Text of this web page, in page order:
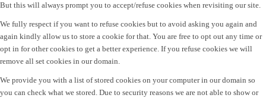
But this will always prompt you to accept/refuse cookies when revisiting our site.
We fully respect if you want to refuse cookies but to avoid asking you again and
again kindly allow us to store a cookie for that. You are free to opt out any time or
opt in for other cookies to get a better experience. If you refuse cookies we will
remove all set cookies in our domain.
We provide you with a list of stored cookies on your computer in our domain so
you can check what we stored. Due to security reasons we are not able to show or